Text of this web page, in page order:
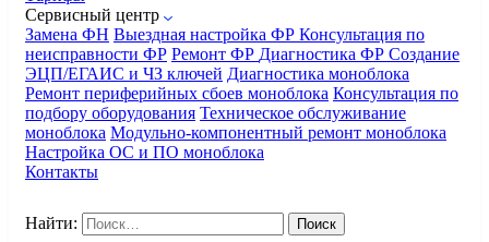
Сервисный центр
Замена ФН Выездная настройка ФР Консультация по
неисправности ФР Ремонт ФР Диагностика ФР Создание
ЭЦП/ЕГАИС и ЧЗ ключей Диагностика моноблока
Ремонт периферийных сбоев моноблока Консультация по
подбору оборудования Техническое обслуживание
моноблока Модульно-компонентный ремонт моноблока
Настройка ОС и ПО моноблока
Контакты
Найти: